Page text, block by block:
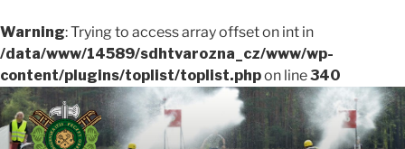
Warning: Trying to access array offset on int in
/data/www/14589/sdhtvarozna_cz/www/wp-
content/plugins/toplist/toplist.phpon line340
Přejít
k
obsahu